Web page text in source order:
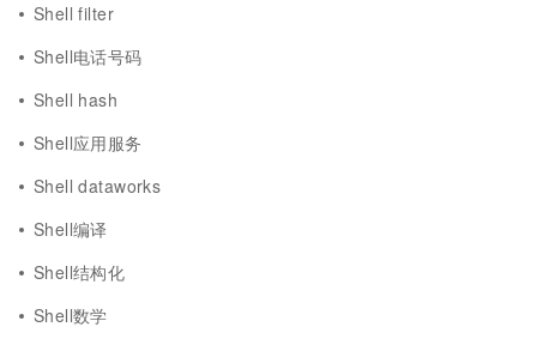
Shell filter
Shell电话号码
Shell hash
Shell应用服务
Shell dataworks
Shell编译
Shell结构化
Shell数学